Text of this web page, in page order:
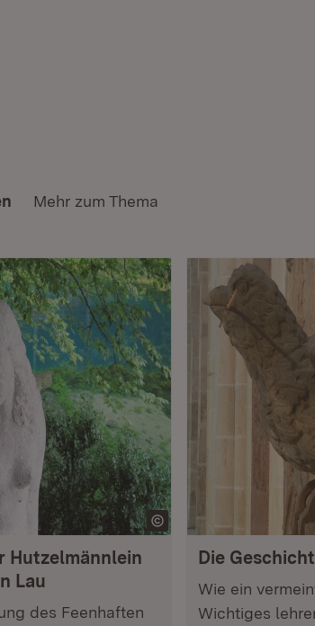
Mehr zum Thema
Hutzelmännlein
Lau
des Feenhaften
Die
Wie ein
Wichtiges